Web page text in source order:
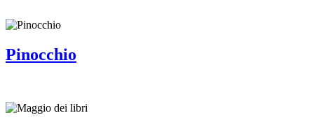
Pinocchio